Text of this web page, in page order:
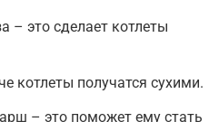
– это сделает котлеты
котлеты получатся сухими.
– это поможет ему стать